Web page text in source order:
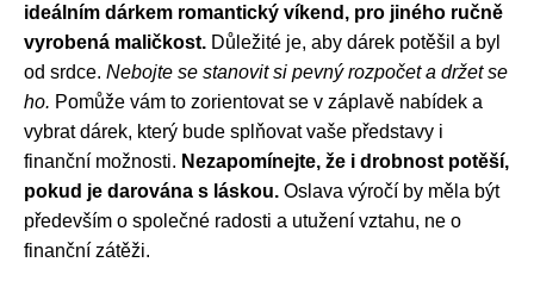
ideálním dárkem romantický víkend, pro jiného ručně
vyrobená maličkost. Důležité je, aby dárek potěšil a byl
od srdce. Nebojte se stanovit si pevný rozpočet a držet se
ho. Pomůže vám to zorientovat se v záplavě nabídek a
vybrat dárek, který bude splňovat vaše představy i
finanční možnosti. Nezapomínejte, že i drobnost potěší,
pokud je darována s láskou. Oslava výročí by měla být
především o společné radosti a utužení vztahu, ne o
finanční zátěži.